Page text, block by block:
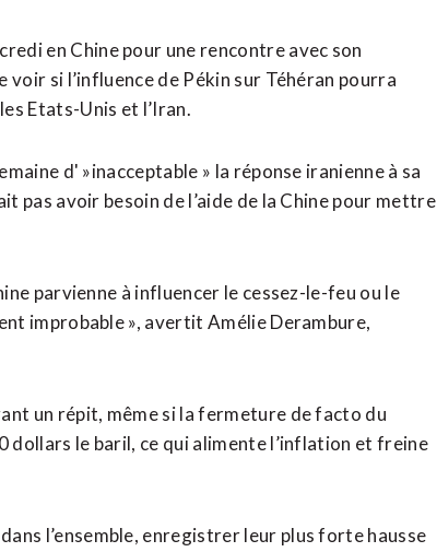
en Chine pour une rencontre avec son
si l’influence de ​Pékin sur Téhéran pourra
Etats-Unis et l’Iran.
d' »inacceptable » la réponse iranienne à sa
pas avoir besoin ‌de l’aide de la Chine pour mettre
parvienne à influencer le cessez-le-feu ou le
improbable », avertit Amélie Derambure,
un répit, même si la fermeture de facto du
dollars le baril, ce qui alimente l’inflation et freine
l’ensemble, enregistrer leur plus forte hausse